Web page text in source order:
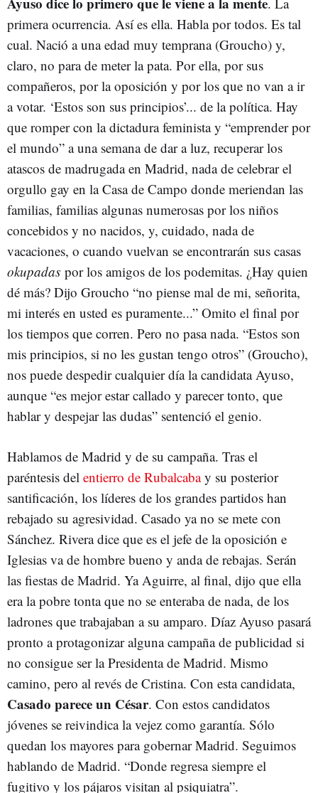
primera ocurrencia. Así es ella. Habla por todos. Es tal
cual. Nació a una edad muy temprana (Groucho) y,
claro, no para de meter la pata. Por ella, por sus
compañeros, por la oposición y por los que no van a ir
a votar. ‘Estos son sus principios’... de la política. Hay
que romper con la dictadura feminista y “emprender por
el mundo” a una semana de dar a luz, recuperar los
atascos de madrugada en Madrid, nada de celebrar el
orgullo gay en la Casa de Campo donde meriendan las
familias, familias algunas numerosas por los niños
concebidos y no nacidos, y, cuidado, nada de
vacaciones, o cuando vuelvan se encontrarán sus casas
okupadas por los amigos de los podemitas. ¿Hay quien
dé más? Dijo Groucho “no piense mal de mi, señorita,
mi interés en usted es puramente...” Omito el final por
los tiempos que corren. Pero no pasa nada. “Estos son
mis principios, si no les gustan tengo otros” (Groucho),
nos puede despedir cualquier día la candidata Ayuso,
aunque “es mejor estar callado y parecer tonto, que
hablar y despejar las dudas” sentenció el genio.
Hablamos de Madrid y de su campaña. Tras el
paréntesis del entierro de Rubalcabay su posterior
santificación, los líderes de los grandes partidos han
rebajado su agresividad. Casado ya no se mete con
Sánchez. Rivera dice que es el jefe de la oposición e
Iglesias va de hombre bueno y anda de rebajas. Serán
las fiestas de Madrid. Ya Aguirre, al final, dijo que ella
era la pobre tonta que no se enteraba de nada, de los
ladrones que trabajaban a su amparo. Díaz Ayuso pasará
pronto a protagonizar alguna campaña de publicidad si
no consigue ser la Presidenta de Madrid. Mismo
camino, pero al revés de Cristina. Con esta candidata,
Casado parece un César. Con estos candidatos
jóvenes se reivindica la vejez como garantía. Sólo
quedan los mayores para gobernar Madrid. Seguimos
hablando de Madrid. “Donde regresa siempre el
fugitivo y los pájaros visitan al psiquiatra”.